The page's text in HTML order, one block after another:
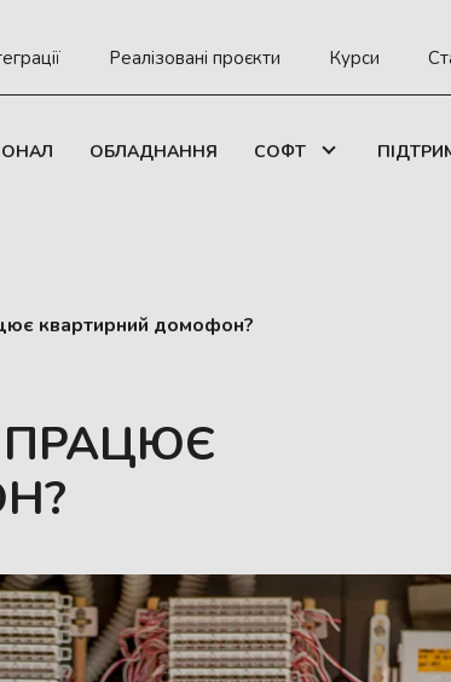
Реалізовані проєкти Курси
ОБЛАДНАННЯ СОФТ
квартирний домофон?